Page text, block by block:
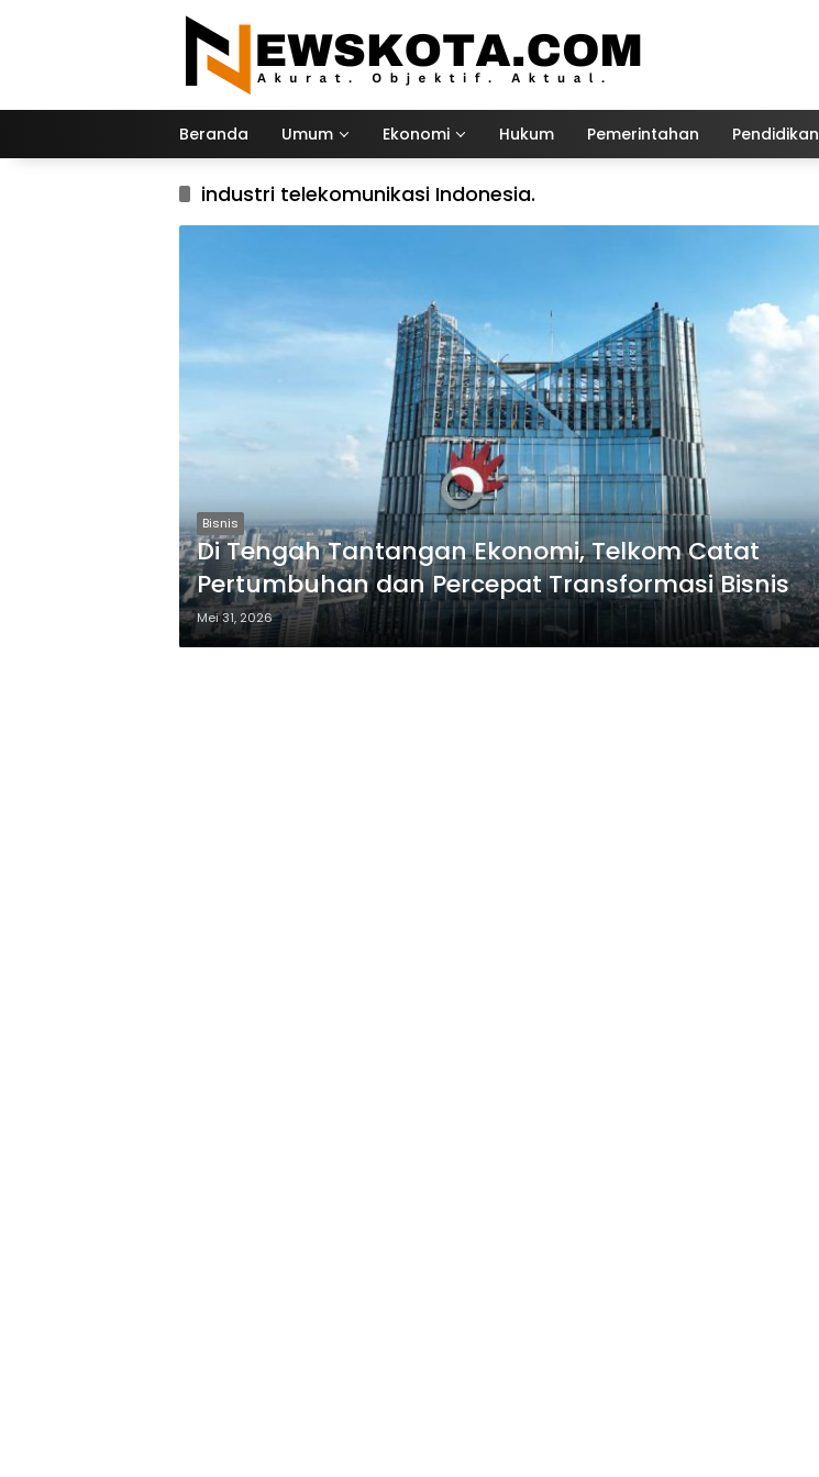
Beranda Umum Ekonomi Hukum Pemerintahan Pendidikan
industri telekomunikasi Indonesia.
Bisnis
Di Tengah Tantangan Ekonomi, Telkom Catat
Pertumbuhan dan Percepat Transformasi Bisnis
Mei 31, 2026